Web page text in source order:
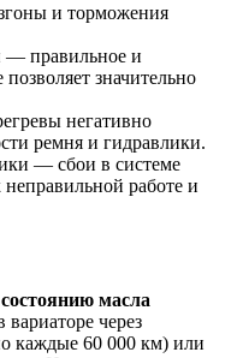
и торможения
— правильное и
значительно
негативно
ремня и гидравлики.
— сбои в системе
работе и
масла
вариаторе через
каждые 60 000 км) или